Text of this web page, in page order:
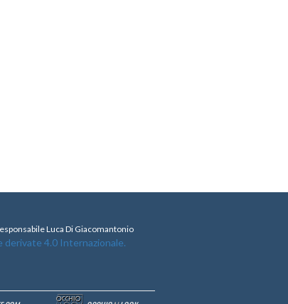
Luca Di Giacomantonio
derivate 4.0 Internazionale.